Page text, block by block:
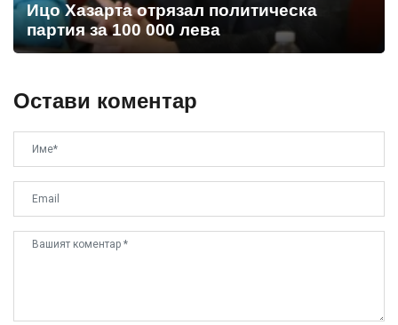
Ицо Хазарта отрязал политическа
партия за 100 000 лева
Остави коментар